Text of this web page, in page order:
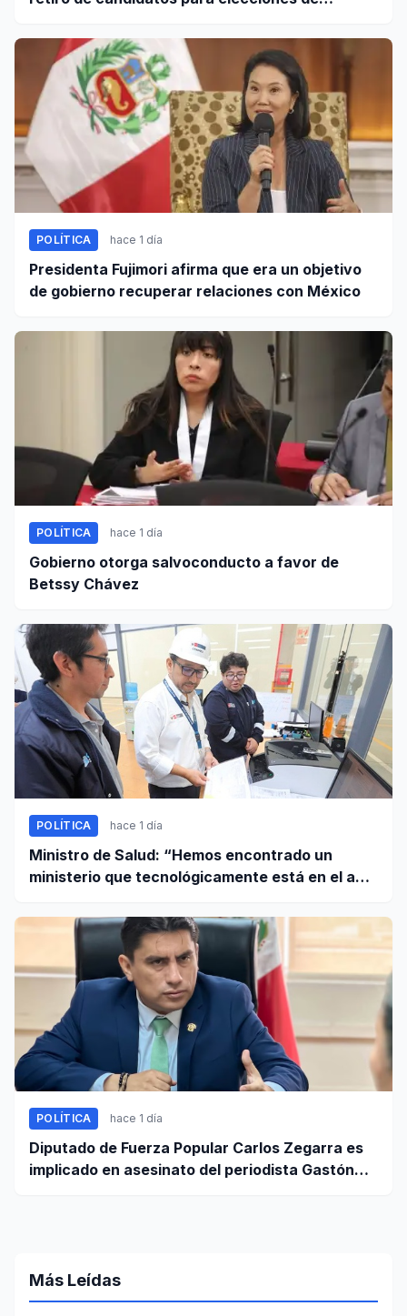
POLÍTICA hace 1 día
Presidenta Fujimori afirma que era un objetivo
de gobierno recuperar relaciones con México
POLÍTICA hace 1 día
Gobierno otorga salvoconducto a favor de
Betssy Chávez
POLÍTICA hace 1 día
Ministro de Salud: “Hemos encontrado un
ministerio que tecnológicamente está en el año
POLÍTICA hace 1 día
Diputado de Fuerza Popular Carlos Zegarra es
implicado en asesinato del periodista Gastón
Más Leídas